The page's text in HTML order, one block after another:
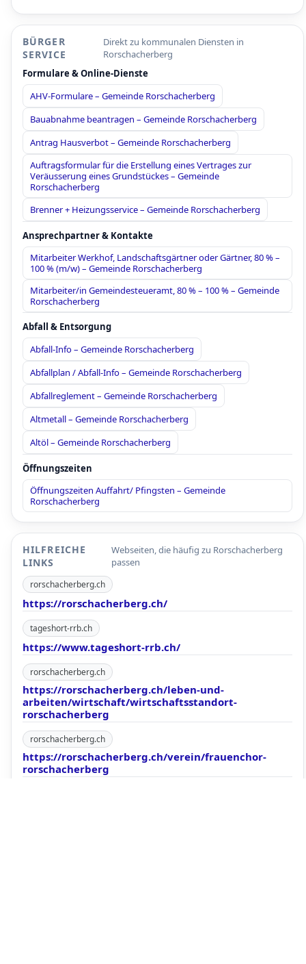
BÜRGER
SERVICE
Direkt zu kommunalen Diensten in
Rorschacherberg
Formulare & Online-Dienste
AHV-Formulare – Gemeinde Rorschacherberg
Bauabnahme beantragen – Gemeinde Rorschacherberg
Antrag Hausverbot – Gemeinde Rorschacherberg
Auftragsformular für die Erstellung eines Vertrages zur
Veräusserung eines Grundstückes – Gemeinde
Rorschacherberg
Brenner + Heizungsservice – Gemeinde Rorschacherberg
Ansprechpartner & Kontakte
Mitarbeiter Werkhof, Landschaftsgärtner oder Gärtner, 80 % –
100 % (m/w) – Gemeinde Rorschacherberg
Mitarbeiter/in Gemeindesteueramt, 80 % – 100 % – Gemeinde
Rorschacherberg
Abfall & Entsorgung
Abfall-Info – Gemeinde Rorschacherberg
Abfallplan / Abfall-Info – Gemeinde Rorschacherberg
Abfallreglement – Gemeinde Rorschacherberg
Altmetall – Gemeinde Rorschacherberg
Altöl – Gemeinde Rorschacherberg
Öffnungszeiten
Öffnungszeiten Auffahrt/ Pfingsten – Gemeinde
Rorschacherberg
HILFREICHE
LINKS
Webseiten, die häufig zu Rorschacherberg
passen
rorschacherberg.ch
https://rorschacherberg.ch/
tageshort-rrb.ch
https://www.tageshort-rrb.ch/
rorschacherberg.ch
https://rorschacherberg.ch/leben-und-
arbeiten/wirtschaft/wirtschaftsstandort-
rorschacherberg
rorschacherberg.ch
https://rorschacherberg.ch/verein/frauenchor-
rorschacherberg